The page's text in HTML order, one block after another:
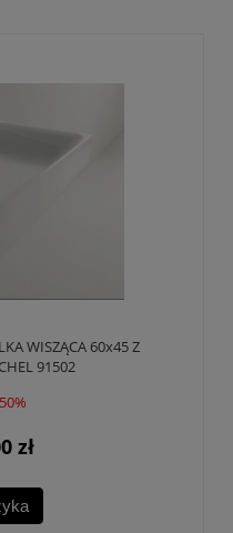
WISZĄCA 60x45 Z
91502
zł